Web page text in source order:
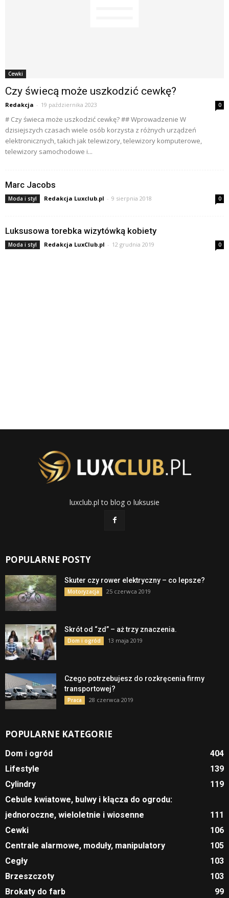
Cewki
Czy świecą może uszkodzić cewkę?
Redakcja - 19 października 2023 0
# Czy świeca może uszkodzić cewkę? ## Wprowadzenie W
dzisiejszych czasach wiele osób korzysta z różnych urządzeń
elektronicznych, takich jak telewizory, telewizory komputerowe,
telewizory samochodowe i...
Marc Jacobs
Moda i styl Redakcja Luxclub.pl - 9 sierpnia 2018 0
Luksusowa torebka wizytówką kobiety
Moda i styl Redakcja LuxClub.pl - 12 grudnia 2019 0
luxclub.pl to blog o luksusie
POPULARNE POSTY
Skuter czy rower elektryczny – co lepsze?
Motoryzacja 25 czerwca 2019
Skrót od “zd” – aż trzy znaczenia.
Dom i ogród 13 maja 2019
Czego potrzebujesz do rozkręcenia firmy
transportowej?
Praca 28 czerwca 2019
POPULARNE KATEGORIE
Dom i ogród
404
Lifestyle
139
Cylindry
119
Cebule kwiatowe, bulwy i kłącza do ogrodu:
jednoroczne, wieloletnie i wiosenne
111
Cewki
106
Centrale alarmowe, moduły, manipulatory
105
Cegły
103
Brzeszczoty
103
Brokaty do farb
99